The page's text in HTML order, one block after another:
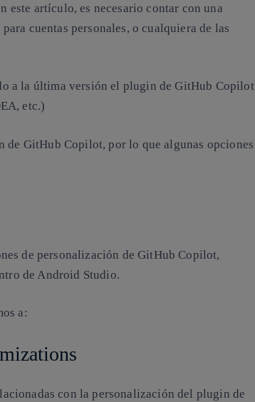
este artículo, es necesario contar con una
cuentas personales, o cualquiera de las
a la última versión el plugin de GitHub Copilot
etc.)
de GitHub Copilot, por lo que algunas opciones
de personalización de GitHub Copilot,
de Android Studio.
a:
con la personalización del plugin de